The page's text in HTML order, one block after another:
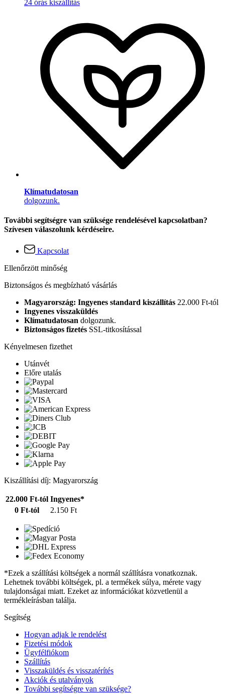
24 órás kiszállítás
Klímatudatosan
dolgozunk.
További segítségre van szüksége rendelésével kapcsolatban?
Szívesen válaszolunk kérdéseire.
Kapcsolat
Ellenőrzött minőség
Biztonságos és megbízható vásárlás
Magyarország: Ingyenes standard kiszállítás 22.000 Ft-tól
Ingyenes visszaküldés
Klímatudatosan dolgozunk.
Biztonságos fizetés SSL-titkosítással
Kényelmesen fizethet
Utánvét
Előre utalás
Kiszállítási díj: Magyarország
22.000 Ft-tól Ingyenes*
0 Ft-tól
2.150 Ft
*Ezek a szállítási költségek a normál szállításra vonatkoznak.
Lehetnek további költségek, pl. a termékek súlya, mérete vagy
tulajdonságai miatt. Ezeket az információkat közvetlenül a
termékleírásban találja.
Segítség
Hogyan adjak le rendelést
Fizetési módok
Ügyfélfiókom
Szállítás
Visszaküldés és visszatérítés
Akciók és utalványok
További segítségre van szüksége?